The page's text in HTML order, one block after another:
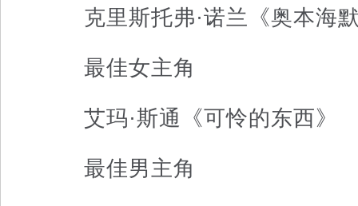
克里斯托弗·诺兰《奥本海
最佳女主角
艾玛·斯通《可怜的东西》
最佳男主角